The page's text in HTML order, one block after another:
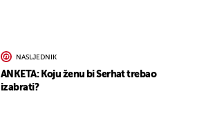
NASLJEDNIK
ANKETA: Koju ženu bi Serhat trebao
izabrati?